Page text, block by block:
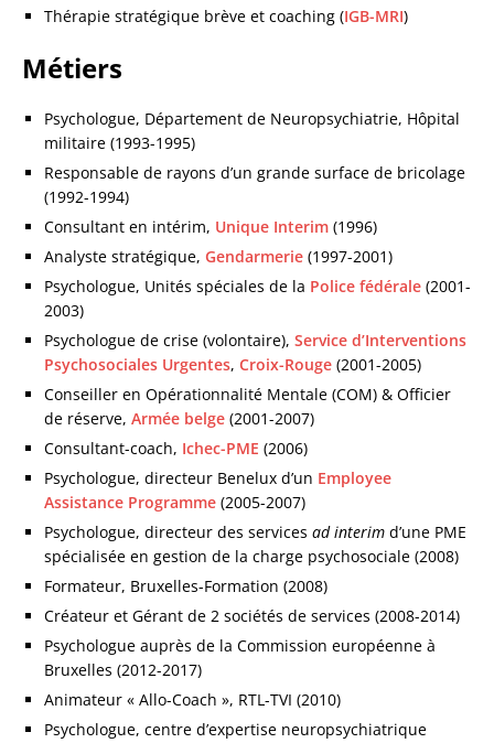
Thérapie stratégique brève et coaching (IGB-MRI)
Métiers
Psychologue, Département de Neuropsychiatrie, Hôpital
militaire (1993-1995)
Responsable de rayons d’un grande surface de bricolage
(1992-1994)
Consultant en intérim, Unique Interim (1996)
Analyste stratégique, Gendarmerie (1997-2001)
Psychologue, Unités spéciales de la Police fédérale (2001-
2003)
Psychologue de crise (volontaire), Service d’Interventions
Psychosociales Urgentes, Croix-Rouge (2001-2005)
Conseiller en Opérationnalité Mentale (COM) & Officier
de réserve, Armée belge (2001-2007)
Consultant-coach, Ichec-PME (2006)
Psychologue, directeur Benelux d’un Employee
Assistance Programme (2005-2007)
Psychologue, directeur des services ad interim d’une PME
spécialisée en gestion de la charge psychosociale (2008)
Formateur, Bruxelles-Formation (2008)
Créateur et Gérant de 2 sociétés de services (2008-2014)
Psychologue auprès de la Commission européenne à
Bruxelles (2012-2017)
Animateur « Allo-Coach », RTL-TVI (2010)
Psychologue, centre d’expertise neuropsychiatrique